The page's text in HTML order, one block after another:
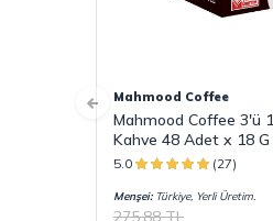
Mahmood Coffee
Mahmood Coffee 3'ü
Kahve 48 Adet x 18 G
5.0 (27)
Menşei:Türkiye, Yerli Üretim.
275,88TL